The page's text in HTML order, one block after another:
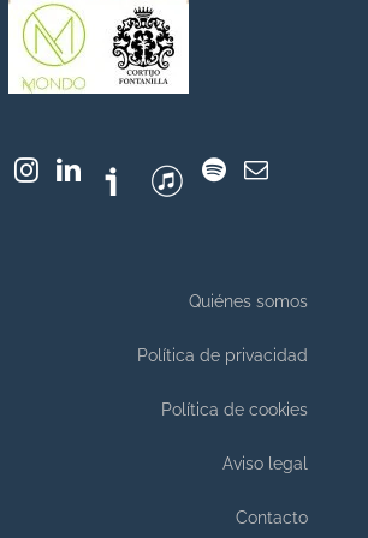
Quiénes somos
Política de privacidad
Política de cookies
Aviso legal
Contacto